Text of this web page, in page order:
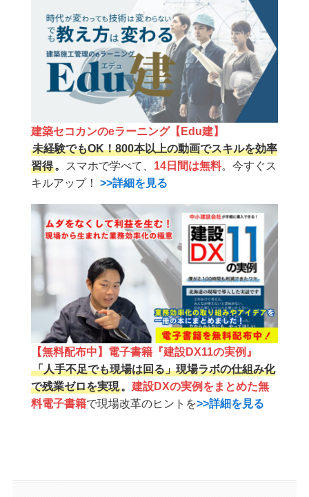
建築セコカンのeラーニング【Edu建】
未経験でもOK！800本以上の動画でスキルを効率
習得。 スマホで学べて、 14日間は無料。今すぐス
キルアップ！ >>詳細を見る
【無料配布中】電子書籍『建設DX11の実例』
「人手不足でも現場は回る」現場ラボの仕組み化
で残業ゼロを実現。 建設DXの実例をまとめた無
料電子書籍で現場改革のヒントを>>詳細を見る